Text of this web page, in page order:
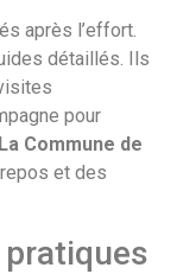
après l’effort.
détaillés. Ils
pour
La Commune de
et des